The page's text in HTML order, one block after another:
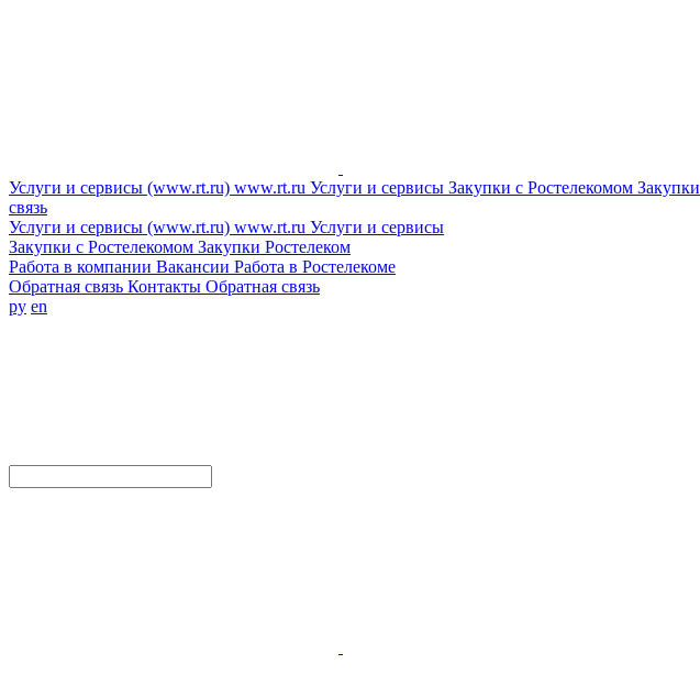
Услуги и сервисы (www.rt.ru) www.rt.ru Услуги и сервисы Закупки с Ростелекомом Закупки
связь
Услуги и сервисы (www.rt.ru) www.rt.ru Услуги и сервисы
Закупки с Ростелекомом Закупки Ростелеком
Работа в компании Вакансии Работа в Ростелекоме
Обратная связь Контакты Обратная связь
ру en